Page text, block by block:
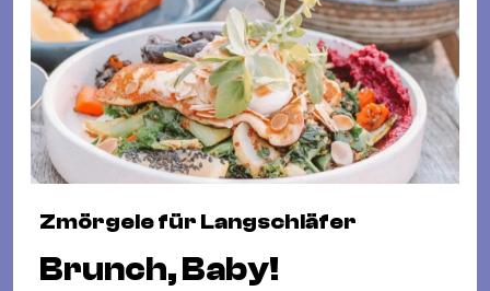
Zmörgele für Langschläfer
Brunch, Baby!